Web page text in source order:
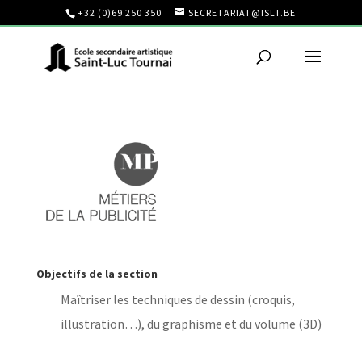
+32 (0)69 250 350 SECRETARIAT@ISLT.BE
Objectifs de la section
Maîtriser les techniques de dessin (croquis,
illustration…), du graphisme et du volume (3D)